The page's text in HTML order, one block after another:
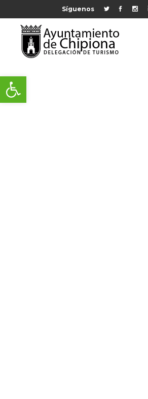
Abrir barra de herramientas
Síguenos